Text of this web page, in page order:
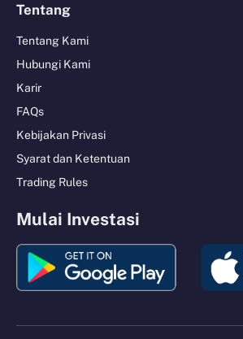
Tentang
Tentang Kami
Hubungi Kami
Karir
FAQs
Kebijakan Privasi
Syarat dan Ketentuan
Trading Rules
Mulai Investasi